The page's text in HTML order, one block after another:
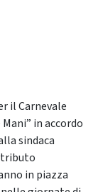
il Carnevale
in accordo
sindaca
in piazza